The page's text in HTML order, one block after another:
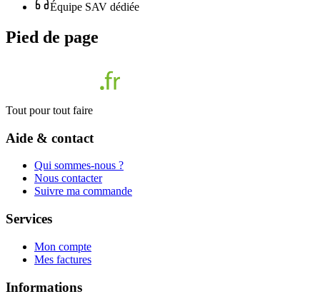
Équipe SAV dédiée
Pied de page
Tout pour tout faire
Aide & contact
Qui sommes-nous ?
Nous contacter
Suivre ma commande
Services
Mon compte
Mes factures
Informations